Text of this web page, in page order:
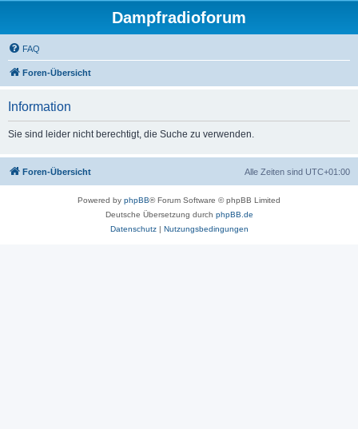
Dampfradioforum
FAQ
Foren-Übersicht
Information
Sie sind leider nicht berechtigt, die Suche zu verwenden.
Foren-Übersicht Alle Zeiten sind UTC+01:00
Powered by phpBB® Forum Software © phpBB Limited
Deutsche Übersetzung durch phpBB.de
Datenschutz| Nutzungsbedingungen